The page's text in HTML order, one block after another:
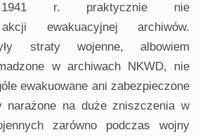
r. praktycznie nie
akcji ewakuacyjnej archiwów.
straty wojenne, albowiem
w archiwach NKWD, nie
ewakuowane ani zabezpieczone
narażone na duże zniszczenia w
zarówno podczas wojny